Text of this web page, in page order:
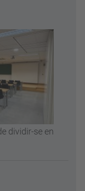
dividir-se en